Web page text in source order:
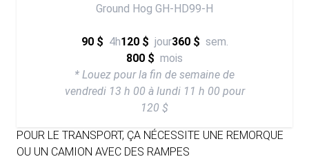
Ground Hog GH-HD99-H
90 $ 4h120 $ jour360 $ sem.
800 $ mois
* Louez pour la fin de semaine de
vendredi 13 h 00 à lundi 11 h 00 pour
120 $
POUR LE TRANSPORT, ÇA NÉCESSITE UNE REMORQUE
OU UN CAMION AVEC DES RAMPES